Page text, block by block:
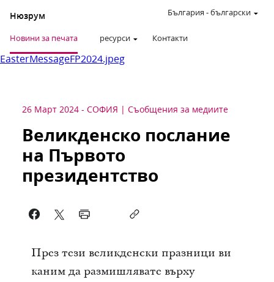
Нюзрум
Новини за печата ресурси Контакти
България -български
EasterMessageFP2024.jpeg
26 Март 2024 - СОФИЯ Съобщения за медиите
Великденско послание
на Първото
президентство
През тези великденски празници ви
каним да размишлявате върху